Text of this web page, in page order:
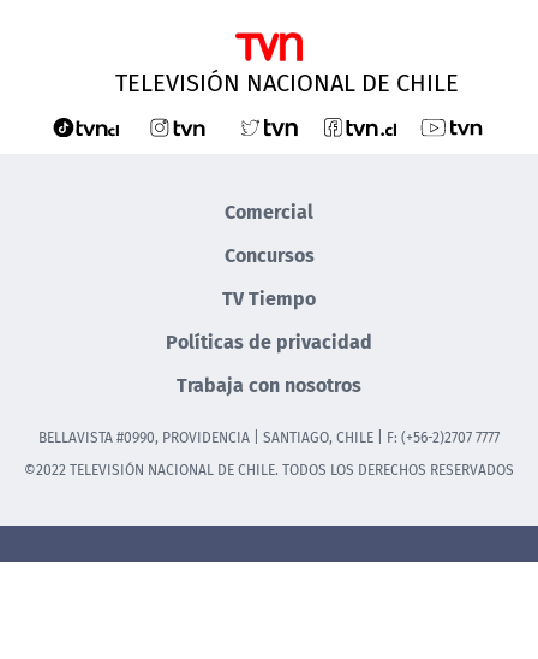
TELEVISIÓN NACIONAL DE CHILE
Comercial
Concursos
TV Tiempo
Políticas de privacidad
Trabaja con nosotros
BELLAVISTA #0990, PROVIDENCIA | SANTIAGO, CHILE | F: (+56-2)2707 7777
©2022 TELEVISIÓN NACIONAL DE CHILE. TODOS LOS DERECHOS RESERVADOS